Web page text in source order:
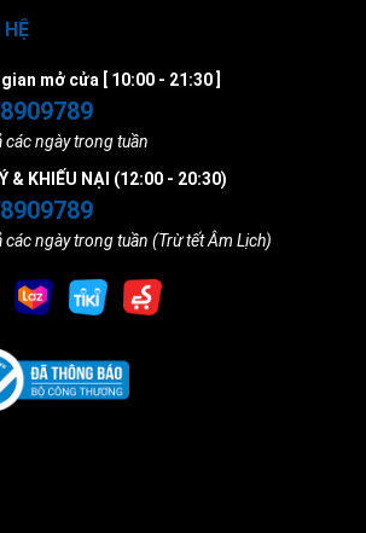
HỆ
mở cửa [ 10:00 - 21:30 ]
các ngày trong tuần
& KHIẾU NẠI (12:00 - 20:30)
các ngày trong tuần (Trừ tết Âm Lịch)